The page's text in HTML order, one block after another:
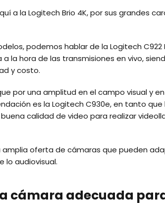
a la Logitech Brio 4K, por sus grandes
podemos hablar de la Logitech C922
la hora de las transmisiones en vivo,
y costo.
por una amplitud en el campo visual y
es la Logitech C930e, en tanto que
calidad de video para realizar
amplia oferta de cámaras que pueden
lo audiovisual.
cámara adecuada